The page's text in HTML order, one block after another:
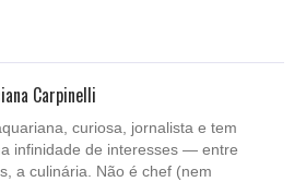
Carpinelli
curiosa, jornalista e tem
infinidade de interesses — entre
a culinária. Não é chef (nem